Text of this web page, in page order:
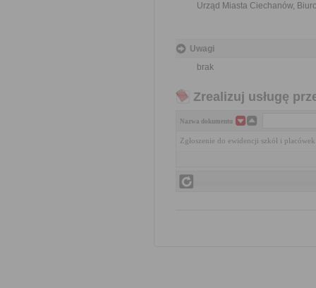
Urząd Miasta Ciechanów,
Uwagi
brak
Zrealizuj usługę
Nazwa dokumentu
Zgłoszenie do ewidencji szkół i